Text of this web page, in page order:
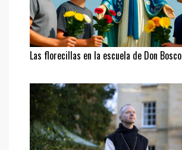
Las florecillas en la escuela de Don Bosco